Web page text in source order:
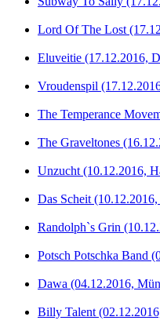
Lord Of The Lost
Eluveitie (17.12.2016,
Vroudenspil
The Temperance
The Graveltones
Unzucht (10.12.2016,
Das Scheit
Randolph`s Grin
Potsch Potschka Band
Dawa (04.12.2016,
Billy Talent